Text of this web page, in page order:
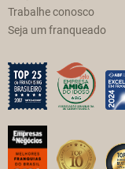
Trabalhe conosco
Seja um franqueado